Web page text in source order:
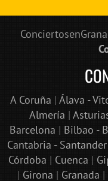
A Coruña | Álava -
Almería |
Barcelona | Bilbao -
Cantabria - Santander
Córdoba | Cuenca |
| Girona | Granada |